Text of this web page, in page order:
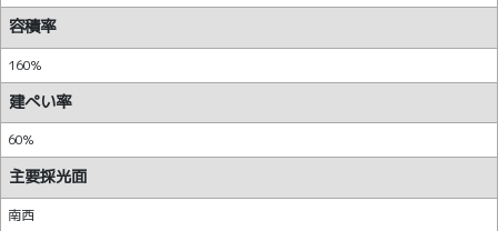
容積率
160%
建ぺい率
60%
主要採光面
南西